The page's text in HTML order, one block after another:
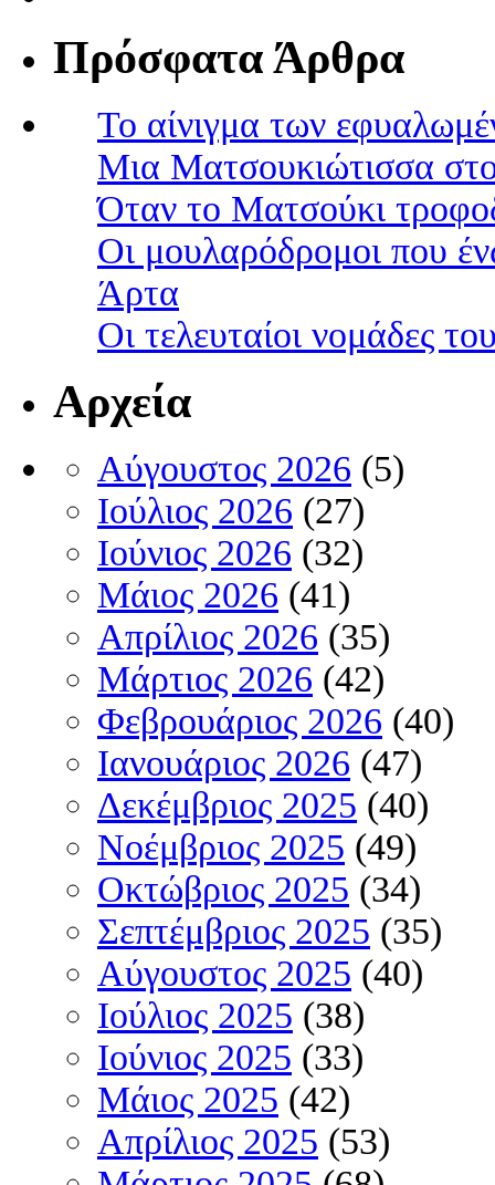
Πρόσφατα Άρθρα
Το αίνιγμα των
Μια Ματσουκιώτισσα
Όταν το Ματσούκι
Οι μουλαρόδρομοι που
Άρτα
Οι τελευταίοι νομάδες
Αρχεία
Αύγουστος 2026 (5)
Ιούλιος 2026 (27)
Ιούνιος 2026 (32)
Μάιος 2026 (41)
Απρίλιος 2026 (35)
Μάρτιος 2026 (42)
Φεβρουάριος 2026 (40)
Ιανουάριος 2026 (47)
Δεκέμβριος 2025 (40)
Νοέμβριος 2025 (49)
Οκτώβριος 2025 (34)
Σεπτέμβριος 2025 (35)
Αύγουστος 2025 (40)
Ιούλιος 2025 (38)
Ιούνιος 2025 (33)
Μάιος 2025 (42)
Απρίλιος 2025 (53)